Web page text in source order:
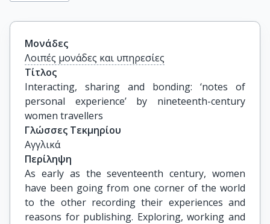
Μονάδες
Λοιπές μονάδες και υπηρεσίες
Τίτλος
Interacting, sharing and bonding: ‘notes of
personal experience’ by nineteenth-century
women travellers
Γλώσσες Τεκμηρίου
Αγγλικά
Περίληψη
As early as the seventeenth century, women
have been going from one corner of the world
to the other recording their experiences and
reasons for publishing. Exploring, working and